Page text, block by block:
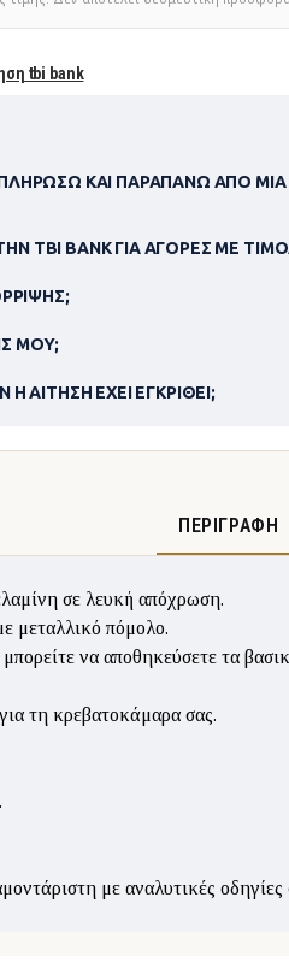
tbi bank
ΚΑΙ ΠΑΡΑΠΆΝΩ ΑΠΌ
TBI BANK ΓΙΑ ΑΓΟΡΈΣ ΜΕ
ΜΟΥ;
ΑΊΤΗΣΗ ΈΧΕΙ ΕΓΚΡΙΘΕΊ;
ΠΕΡΙΓΡΑΦΉ
σε λευκή απόχρωση.
μεταλλικό πόμολο.
να αποθηκεύσετε τα
τη κρεβατοκάμαρα σας.
με αναλυτικές